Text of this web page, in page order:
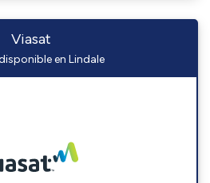
Viasat
en Lindale